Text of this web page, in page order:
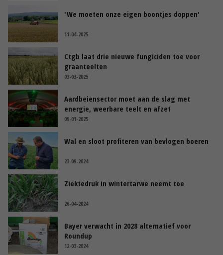
'We moeten onze eigen boontjes doppen'
11-04-2025
Ctgb laat drie nieuwe fungiciden toe voor
graanteelten
03-03-2025
Aardbeiensector moet aan de slag met
energie, weerbare teelt en afzet
09-01-2025
Wal en sloot profiteren van bevlogen boeren
23-09-2024
Ziektedruk in wintertarwe neemt toe
26-04-2024
Bayer verwacht in 2028 alternatief voor
Roundup
12-03-2024